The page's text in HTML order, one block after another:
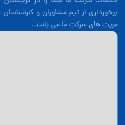
برخورداری از تیم مشاوران و
مزیت های شرکت ما می باشد.